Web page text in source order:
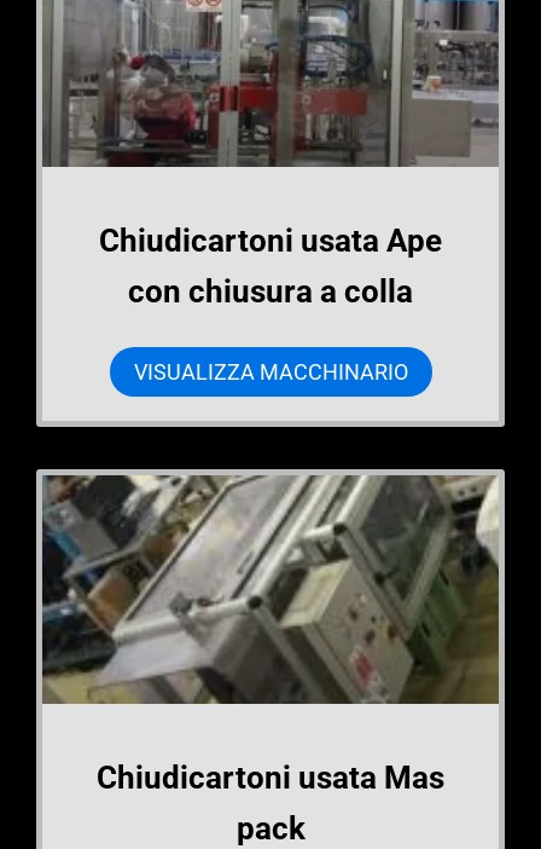
Chiudicartoni usata Ape
con chiusura a colla
VISUALIZZA MACCHINARIO
Chiudicartoni usata Mas
pack